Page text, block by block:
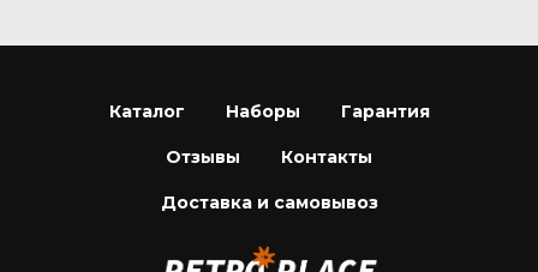
Каталог Наборы Гарантия
Отзывы Контакты
Доставка и самовывоз